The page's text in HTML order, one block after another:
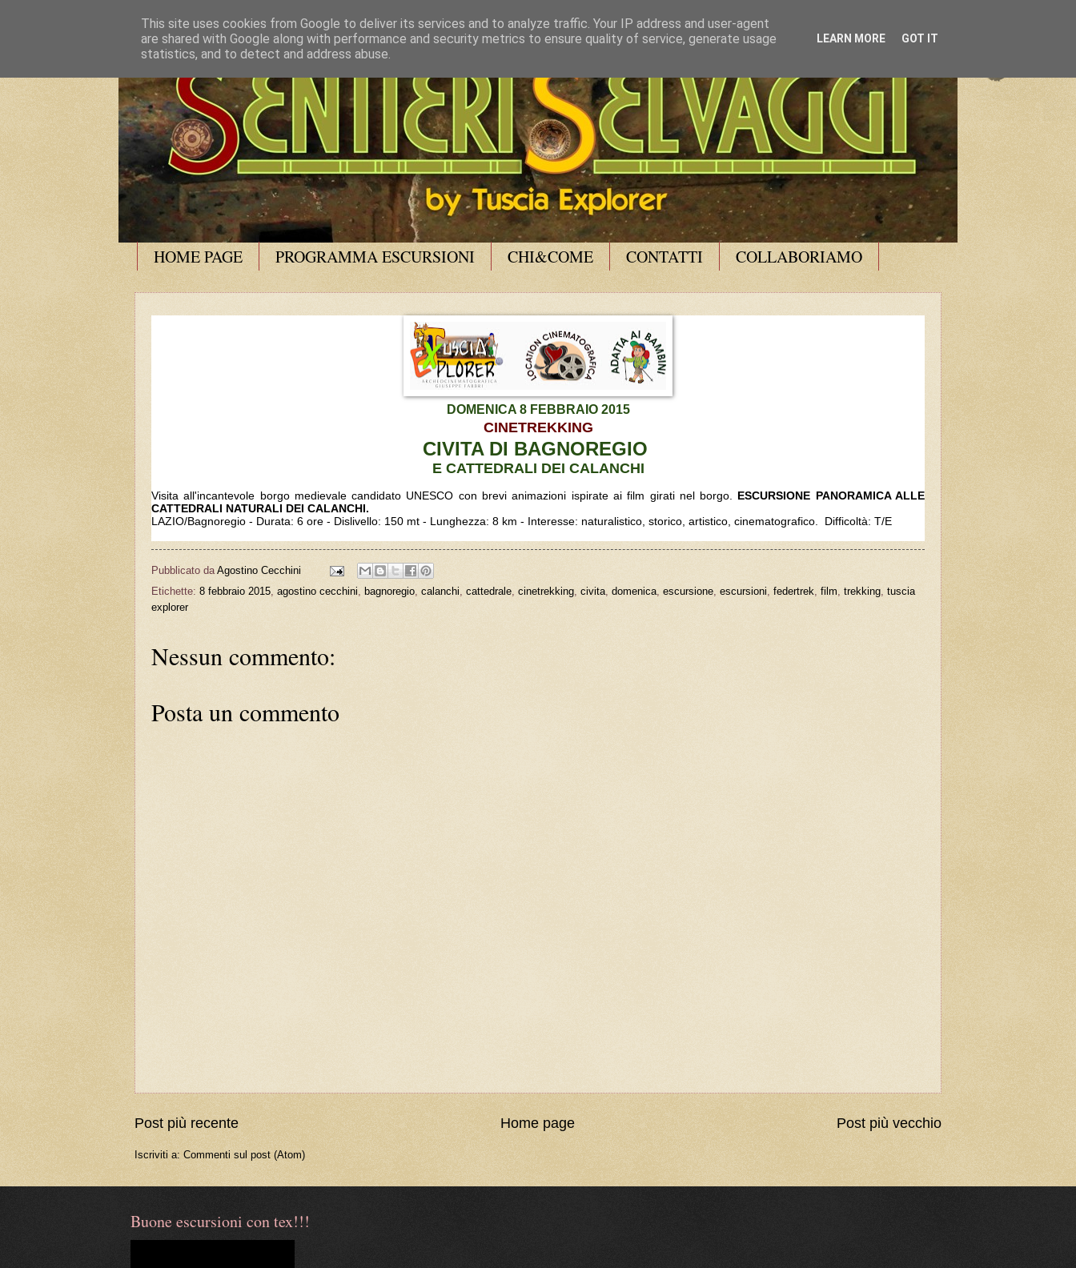
HOME PAGE PROGRAMMA ESCURSIONI CHI&COME CONTATTI COLLABORIAMO
DOMENICA 8 FEBBRAIO 2015
CINETREKKING
CIVITA DI BAGNOREGIO
E CATTEDRALI DEI CALANCHI
Visita all'incantevole borgo medievale candidato UNESCO con brevi animazioni ispirate ai film girati nel borgo.
ESCURSIONE PANORAMICA ALLE
CATTEDRALI NATURALI DEI CALANCHI.
LAZIO/Bagnoregio - Durata: 6 ore - Dislivello: 150 mt - Lunghezza: 8 km - Interesse: naturalistico, storico, artistico, cinematografico. Difficoltà: T/E
Pubblicato da Agostino Cecchini
Etichette: 8 febbraio 2015, agostino cecchini, bagnoregio, calanchi, cattedrale, cinetrekking, civita, domenica, escursione, escursioni, federtrek, film, trekking, tuscia
explorer
Nessun commento:
Posta un commento
Post più recente Post più vecchio
Home page
Iscriviti a: Commenti sul post (Atom)
Buone escursioni con tex!!!
This site uses cookies from Google to deliver its services and to analyze traffic. Your IP address and user-agent
are shared with Google along with performance and security metrics to ensure quality of service, generate usage
statistics, and to detect and address abuse.
LEARN MORE GOT IT